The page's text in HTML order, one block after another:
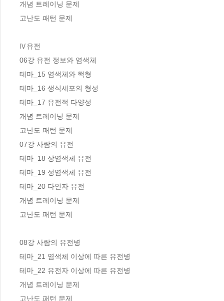
개념 트레이닝 문제
고난도 패턴 문제
Ⅳ유전
06강 유전 정보와 염색체
테마_15 염색체와 핵형
테마_16 생식세포의 형성
테마_17 유전적 다양성
개념 트레이닝 문제
고난도 패턴 문제
07강 사람의 유전
테마_18 상염색체 유전
테마_19 성염색체 유전
테마_20 다인자 유전
개념 트레이닝 문제
고난도 패턴 문제
08강 사람의 유전병
테마_21 염색체 이상에 따른 유전병
테마_22 유전자 이상에 따른 유전병
개념 트레이닝 문제
고난도 패턴 문제